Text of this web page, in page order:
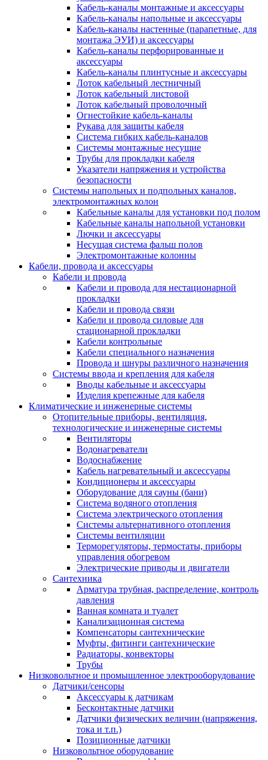
Кабель-каналы монтажные и аксессуары
Кабель-каналы напольные и аксессуары
Кабель-каналы настенные (парапетные, для
монтажа ЭУИ) и аксессуары
Кабель-каналы перфорированные и
аксессуары
Кабель-каналы плинтусные и аксессуары
Лоток кабельный лестничный
Лоток кабельный листовой
Лоток кабельный проволочный
Огнестойкие кабель-каналы
Рукава для защиты кабеля
Система гибких кабель-каналов
Системы монтажные несущие
Трубы для прокладки кабеля
Указатели напряжения и устройства
безопасности
Системы напольных и подпольных каналов,
электромонтажных колон
Кабельные каналы для установки под полом
Кабельные каналы напольной установки
Лючки и аксессуары
Несущая система фальш полов
Электромонтажные колонны
Кабели, провода и аксессуары
Кабели и провода
Кабели и провода для нестационарной
прокладки
Кабели и провода связи
Кабели и провода силовые для
стационарной прокладки
Кабели контрольные
Кабели специального назначения
Провода и шнуры различного назначения
Системы ввода и крепления для кабеля
Вводы кабельные и аксессуары
Изделия крепежные для кабеля
Климатические и инженерные системы
Отопительные приборы, вентиляция,
технологические и инженерные системы
Вентиляторы
Водонагреватели
Водоснабжение
Кабель нагревательный и аксессуары
Кондиционеры и аксессуары
Оборудование для сауны (бани)
Система водяного отопления
Система электрического отопления
Системы альтернативного отопления
Системы вентиляции
Терморегуляторы, термостаты, приборы
управления обогревом
Электрические приводы и двигатели
Сантехника
Арматура трубная, распределение, контроль
давления
Ванная комната и туалет
Канализационная система
Компенсаторы сантехнические
Муфты, фитинги сантехнические
Радиаторы, конвекторы
Трубы
Низковольтное и промышленное электрооборудование
Датчики/сенсоры
Аксессуары к датчикам
Бесконтактные датчики
Датчики физических величин (напряжения,
тока и т.п.)
Позиционные датчики
Низковольтное оборудование